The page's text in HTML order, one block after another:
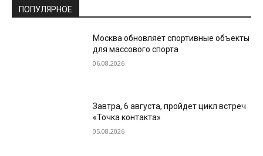
ПОПУЛЯРНОЕ
Москва обновляет спортивные объекты
для массового спорта
06.08.2026
Завтра, 6 августа, пройдет цикл встреч
«Точка контакта»
05.08.2026